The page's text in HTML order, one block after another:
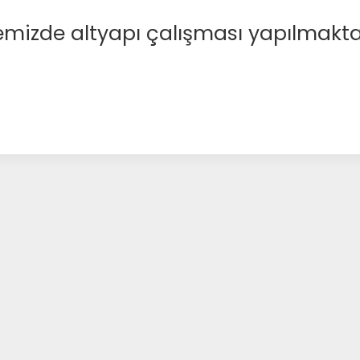
altyapı çalışması